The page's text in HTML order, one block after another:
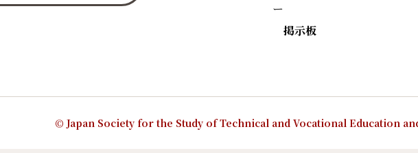
ー
掲示板
© Japan Society for the Study of Technical and Vocational Education